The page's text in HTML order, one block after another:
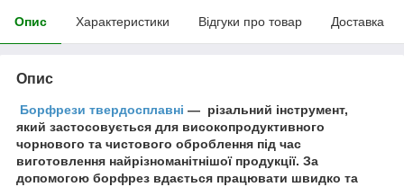
Опис Характеристики Відгуки про товар Доставка
Опис
Борфрези твердосплавні — різальний інструмент,
який застосовується для високопродуктивного
чорнового та чистового оброблення під час
виготовлення найрізноманітнішої продукції. За
допомогою борфрез вдається працювати швидко та